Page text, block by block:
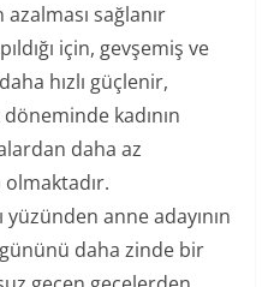
sağlanır
için, gevşemiş ve
hızlı güçlenir,
kadının
daha az
yüzünden anne adayının
daha zinde bir